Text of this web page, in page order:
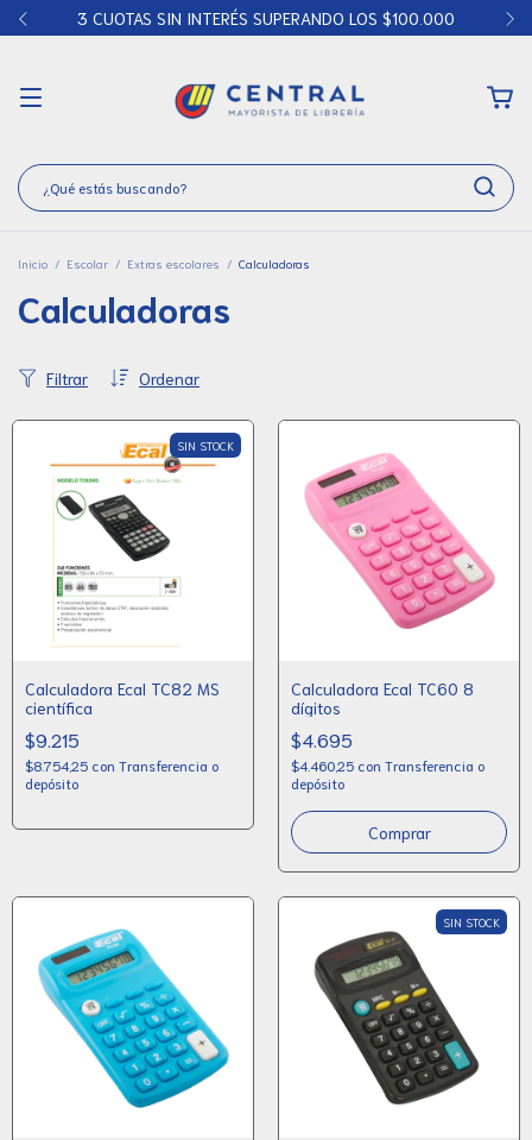
5% DE DESCUENTO REALIZANDO TRANSFERENCIA
Inicio / Escolar / Extras escolares / Calculadoras
Calculadoras
Ordenar
Filtrar
SIN STOCK
Calculadora Ecal TC82 MS
científica
$9.215
$8.754,25 con Transferencia o
depósito
Calculadora Ecal TC60 8
dígitos
$4.695
$4.460,25 con Transferencia o
depósito
SIN STOCK